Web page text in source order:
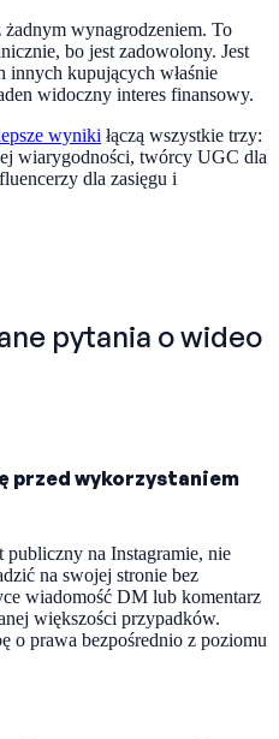
wynagrodzeniem. To
bo jest zadowolony. Jest
kupujących właśnie
widoczny interes finansowy.
wyniki łączą wszystkie trzy:
wiarygodności, twórcy UGC dla
dla zasięgu i
pytania o wideo
przed wykorzystaniem
na Instagramie, nie
na swojej stronie bez
wiadomość DM lub komentarz
większości przypadków.
o prawa bezpośrednio z poziomu